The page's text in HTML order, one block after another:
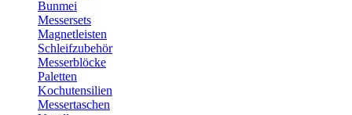
Bunmei
Messersets
Magnetleisten
Schleifzubehör
Messerblöcke
Paletten
Kochutensilien
Messertaschen